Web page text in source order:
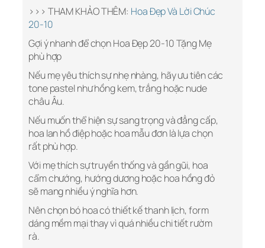
>>> THAM KHẢO THÊM: Hoa Đẹp Và Lời Chúc
20-10
Gợi ý nhanh để chọn Hoa Đẹp 20-10 Tặng Mẹ
phù hợp
Nếu mẹ yêu thích sự nhẹ nhàng, hãy ưu tiên các
tone pastel như hồng kem, trắng hoặc nude
châu Âu.
Nếu muốn thể hiện sự sang trọng và đẳng cấp,
hoa lan hồ điệp hoặc hoa mẫu đơn là lựa chọn
rất phù hợp.
Với mẹ thích sự truyền thống và gần gũi, hoa
cẩm chướng, hướng dương hoặc hoa hồng đỏ
sẽ mang nhiều ý nghĩa hơn.
Nên chọn bó hoa có thiết kế thanh lịch, form
dáng mềm mại thay vì quá nhiều chi tiết rườm
rà.